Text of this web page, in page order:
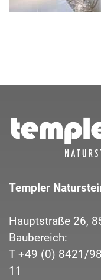
Templer
Hauptstraße 26,
Baubereich:
T +49 (0) 8421/
11